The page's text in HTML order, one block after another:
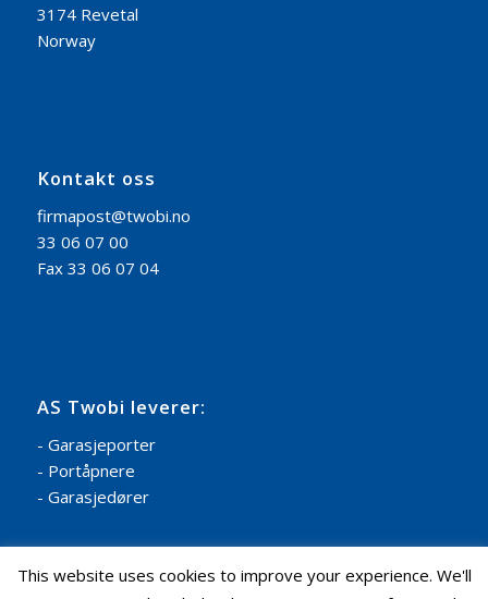
3174 Revetal
Norway
Kontakt oss
firmapost@twobi.no
33 06 07 00
Fax 33 06 07 04
AS Twobi leverer:
- Garasjeporter
- Portåpnere
- Garasjedører
This website uses cookies to improve your experience. We'll